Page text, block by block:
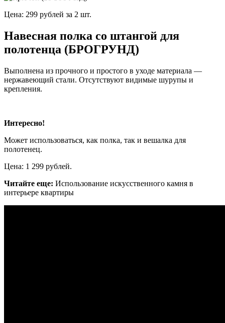
Цена: 299 рублей за 2 шт.
Навесная полка со штангой для
полотенца (БРОГРУНД)
Выполнена из прочного и простого в уходе материала —
нержавеющий стали. Отсутствуют видимые шурупы и
крепления.
Интересно!
Может использоваться, как полка, так и вешалка для
полотенец.
Цена: 1 299 рублей.
Читайте еще: Использование искусственного камня в
интерьере квартиры